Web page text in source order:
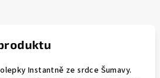
Instantně ze srdce Šumavy.